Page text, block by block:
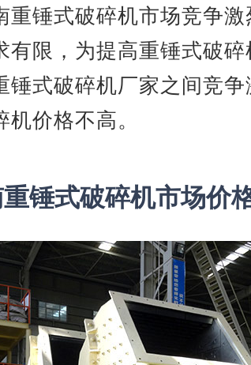
重锤式破碎机市场竞争
有限，为提高重锤式破
锤式破碎机厂家之间竞
价格不高。
锤式破碎机市场价